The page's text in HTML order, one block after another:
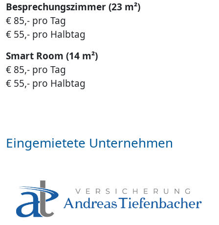
Besprechungszimmer (23 m²)
€ 85,- pro Tag
€ 55,- pro Halbtag
Smart Room (14 m²)
€ 85,- pro Tag
€ 55,- pro Halbtag
Eingemietete Unternehmen